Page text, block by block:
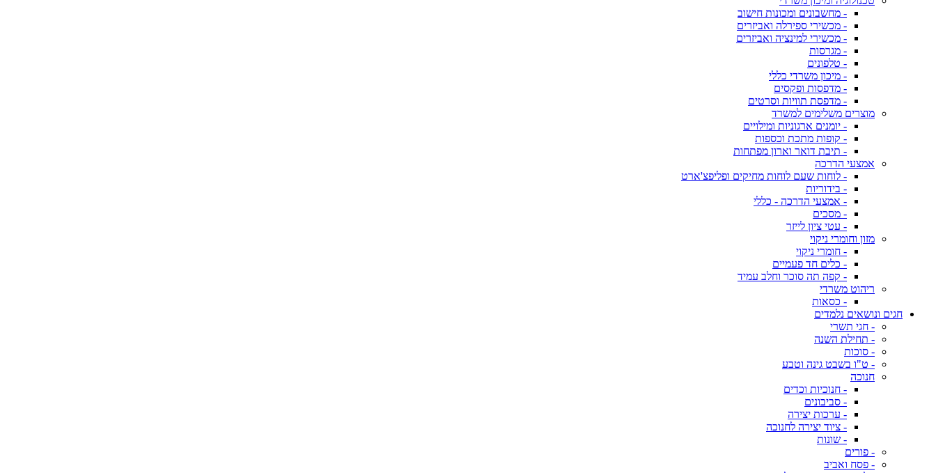
- מחשבונים ומכונות חישוב
- מכשירי ספירלה ואביזרים
- מכשירי למינציה ואביזרים
- מגרסות
- טלפונים
- מיכון משרדי כללי
- מדפסות ופקסים
- מדפסת תוויות וסרטים
מוצרים משלימים למשרד
- יומנים ארגוניות ומילויים
- קופות מתכת וכספות
- תיבת דואר וארון מפתחות
אמצעי הדרכה
- לוחות שעם לוחות מחיקים ופליפצ'ארט
- בידוריות
- אמצעי הדרכה - כללי
- מסכים
- עטי ציון לייזר
מזון וחומרי ניקוי
- חומרי ניקוי
- כלים חד פעמיים
- קפה תה סוכר וחלב עמיד
ריהוט משרדי
- כסאות
חגים ונושאים נלמדים
- חגי תשרי
- תחילת השנה
- סוכות
- ט"ו בשבט גינה וטבע
חנוכה
- חנוכיות וכדים
- סביבונים
- ערכות יצירה
- ציוד יצירה לחנוכה
- שונות
- פורים
- פסח ואביב